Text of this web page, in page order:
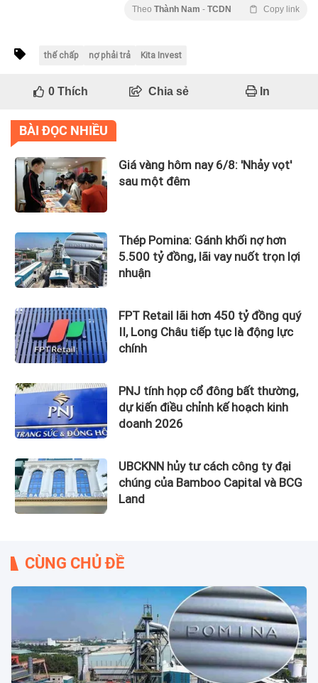
Theo Thành Nam - TCDN Copy link
thế chấp nợ phải trả Kita Invest
0Thích Chia sẻ In
BÀI ĐỌC NHIỀU
Giá vàng hôm nay 6/8: 'Nhảy vọt'
sau một đêm
Thép Pomina: Gánh khối nợ hơn
5.500 tỷ đồng, lãi vay nuốt trọn lợi
nhuận
FPT Retail lãi hơn 450 tỷ đồng quý
II, Long Châu tiếp tục là động lực
chính
PNJ tính họp cổ đông bất thường,
dự kiến điều chỉnh kế hoạch kinh
doanh 2026
UBCKNN hủy tư cách công ty đại
chúng của Bamboo Capital và BCG
Land
CÙNG CHỦ ĐỀ